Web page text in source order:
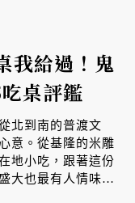
我給過！鬼
桌評鑑
北到南的普渡文
意。從基隆的米雕
地小吃，跟著這份
大也最有人情味的